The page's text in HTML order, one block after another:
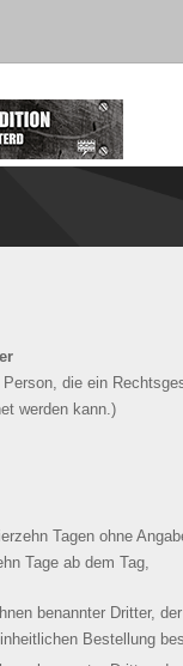
die ein
werden kann.)
Tagen ohne
Tage ab dem Tag,
benannter Dritter,
Bestellung